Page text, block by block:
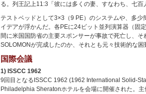
る。列王記上11:3「彼には多くの妻、すなわち、七
テストベッドとして3×3（9 PE）のシステムや、多
イデアが浮かんだ。各PEに24ビット並列演算器（固
間に米国国防省の主要スポンサーが事故で死亡し、
SOLOMONが完成したのか、それとも元々技術的な
国際会議
1) ISSCC 1962
9回目となるISSCC 1962 (1962 International Solid-
Philadelphia Sheratonホテルを会場に開催された。